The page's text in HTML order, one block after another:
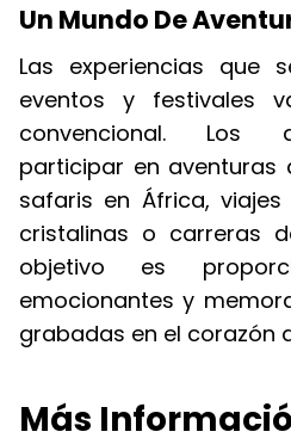
Un Mundo De
Las experiencias que
eventos y festivales
convencional. Los
participar en
safaris en África,
cristalinas o carreras
objetivo es
emocionantes y
grabadas en el corazón
Más